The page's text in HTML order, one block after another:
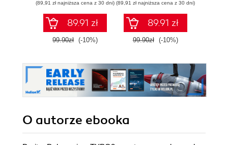
(89,91 zł najniższa cena z 30 dni)
89.91 zł
99.90zł (-10%)
(89,91 zł najniższa cena z 30 dni)
89.91 zł
99.90zł (-10%)
O autorze ebooka